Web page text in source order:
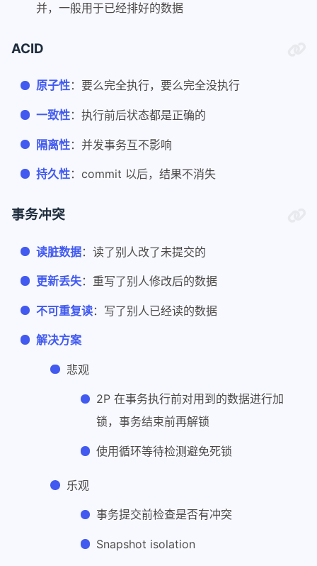
并，一般用于已经排好的数据
ACID
原子性：要么完全执行，要么完全没执行
一致性：执行前后状态都是正确的
隔离性：并发事务互不影响
持久性：commit 以后，结果不消失
事务冲突
读脏数据：读了别人改了未提交的
更新丢失：重写了别人修改后的数据
不可重复读：写了别人已经读的数据
解决方案
悲观
2P 在事务执行前对用到的数据进行加
锁，事务结束前再解锁
使用循环等待检测避免死锁
乐观
事务提交前检查是否有冲突
Snapshot isolation